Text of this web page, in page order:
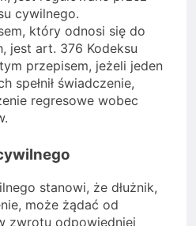
cywilnego.
który odnosi się do
jest art. 376 Kodeksu
przepisem, jeżeli jeden
spełnił świadczenie,
regresowe wobec
stanowi, że dłużnik,
może żądać od
zwrotu odpowiedniej